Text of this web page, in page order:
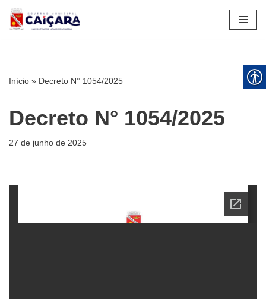
Pular
Início » Decreto N° 1054/2025
Decreto N° 1054/2025
27 de junho de 2025